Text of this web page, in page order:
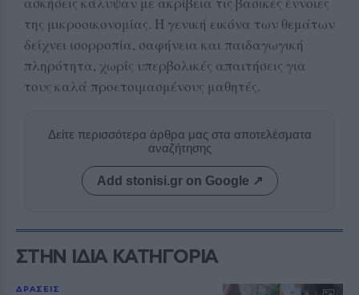
της μικροοικονομίας. Η γενική εικόνα των θεμάτων
δείχνει ισορροπία, σαφήνεια και παιδαγωγική
πληρότητα, χωρίς υπερβολικές απαιτήσεις για
τους καλά προετοιμασμένους μαθητές.
Δείτε περισσότερα άρθρα μας στα αποτελέσματα
αναζήτησης
Add stonisi.gr on Google ↗
ΣΤΗΝ ΙΔΙΑ ΚΑΤΗΓΟΡΙΑ
ΔΡΑΣΕΙΣ